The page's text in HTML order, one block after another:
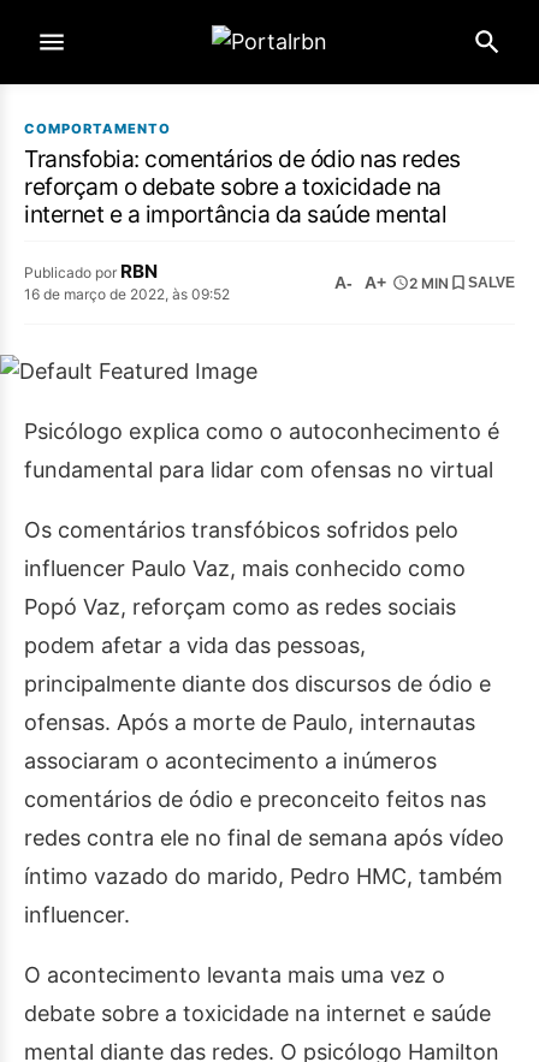
COMPORTAMENTO
Transfobia: comentários de ódio nas redes
reforçam o debate sobre a toxicidade na
internet e a importância da saúde mental
Publicado por RBN
16 de março de 2022, às 09:52
A- A+ 2 MIN SALVE
Psicólogo explica como o autoconhecimento é
fundamental para lidar com ofensas no virtual
Os comentários transfóbicos sofridos pelo
influencer Paulo Vaz, mais conhecido como
Popó Vaz, reforçam como as redes sociais
podem afetar a vida das pessoas,
principalmente diante dos discursos de ódio e
ofensas. Após a morte de Paulo, internautas
associaram o acontecimento a inúmeros
comentários de ódio e preconceito feitos nas
redes contra ele no final de semana após vídeo
íntimo vazado do marido, Pedro HMC, também
influencer.
O acontecimento levanta mais uma vez o
debate sobre a toxicidade na internet e saúde
mental diante das redes. O psicólogo Hamilton